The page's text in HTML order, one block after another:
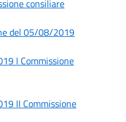
consiliare
del 05/08/2019
I Commissione
II Commissione